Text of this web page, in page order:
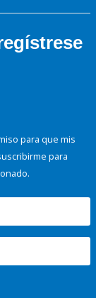
para que mis
para